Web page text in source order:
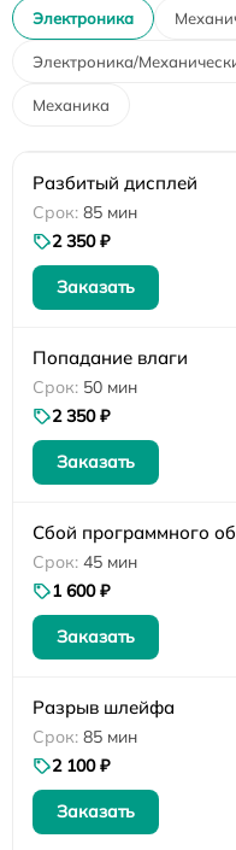
Электроника
Электроника/
Механика
Разбитый дисплей
85 мин
2 350 ₽
Заказать
Попадание влаги
50 мин
2 350 ₽
Заказать
Сбой программного
45 мин
1 600 ₽
Заказать
Разрыв шлейфа
85 мин
2 100 ₽
Заказать